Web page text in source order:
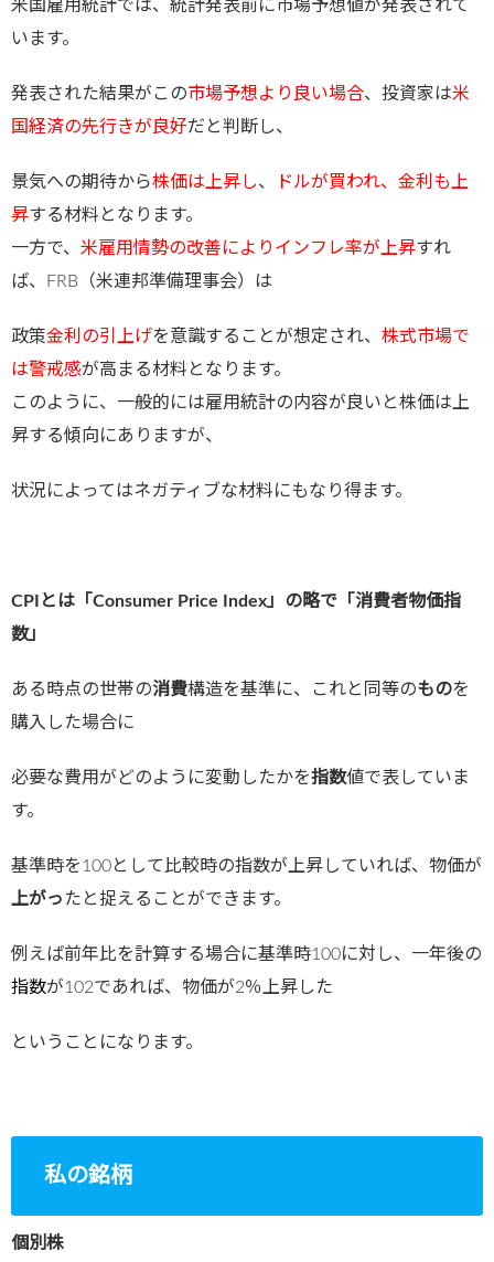
米国雇用統計では、統計発表前に市場予想値が発表されて
います。
発表された結果がこの市場予想より良い場合、投資家は米
国経済の先行きが良好だと判断し、
景気への期待から株価は上昇し、
ドルが買われ、金利も上
昇する材料となります。
一方で、 米雇用情勢の改善によりインフレ率が上昇すれ
ば、FRB（米連邦準備理事会）は
政策金利の引上げを意識することが想定され、 株式市場で
は警戒感が高まる材料となります。
このように、一般的には雇用統計の内容が良いと株価は上
昇する傾向にありますが、
状況によってはネガティブな材料にもなり得ます。
CPIとは「Consumer Price Index」の略で「消費者物価指
数」
ある時点の世帯の消費構造を基準に、これと同等のものを
購入した場合に
必要な費用がどのように変動したかを指数値で表していま
す。
基準時を100として比較時の指数が上昇していれば、物価が
上がっ たと捉えることができます。
例えば前年比を計算する場合に基準時100に対し、一年後の
指数が102であれば、物価が2％上昇した
ということになります。
私の銘柄
個別株